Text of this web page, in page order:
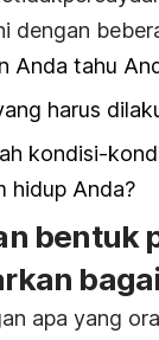
dengan
Anda tahu
harus
kondisi-
hidup Anda?
bentuk
apa yang